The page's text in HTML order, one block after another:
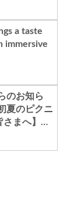
a taste
immersive
のお知ら
夏のピクニ
さまへ】い